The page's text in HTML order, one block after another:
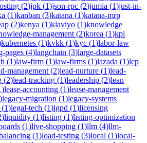
(2)jpk (1)json-rpc (2)jumia (1)just-in-
(1)kanban (3)katana (1)katana-mrp
(2)kenya (1)klaviyo (1)knowledge
management (2)korea (1)kpi
kubernetes (1)kvkk (1)kyc (1)labor-law
pages (4)langchain (3)large-datasets
(1)law-firm (1)law-firms (1)lazada (1)lcp
management (2)lead-nurture (1)lead-
(2)lead-tracking (1)leadership (2)lean
)lease-accounting (1)lease-management
)legacy-migration (1)legacy-systems
(1)legal-tech (1)lgpd (1)licensing
)liquidity (1)listing (1)listing-optimization
(1)live-shopping (1)llm (4)llm-
(1)load-testing (3)local (1)local-